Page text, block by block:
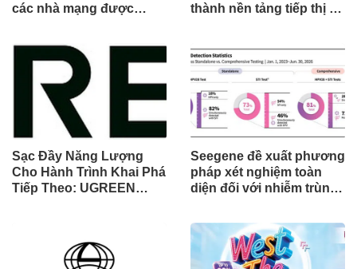
các nhà mạng được
về chất lượng và độ tin
cậy của cuộc gọi thoại
thành nền tảng tiếp thị tự
trưởng khách hàng
Sạc Đầy Năng Lượng
Cho Hành Trình Khai Phá
Tiếp Theo: UGREEN
Seegene đề xuất phương
pháp xét nghiệm toàn
diện đối với nhiễm trùng
qua Nghiên cứu lâm
sàng một triệu ca toàn
cầu (GMCS)